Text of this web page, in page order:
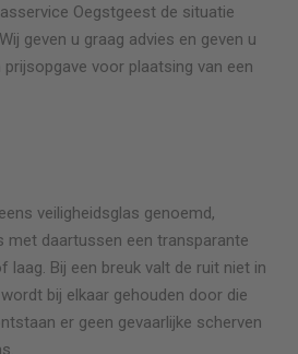
Oegstgeestde situatie
geven u graag advies en geven u
voor plaatsing van een
veiligheidsglas genoemd,
met daartussen een transparante
Bij een breuk valt de ruit niet in
bij elkaar gehouden door die
er geen gevaarlijke scherven